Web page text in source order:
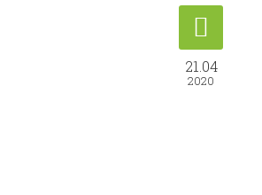
21.04
2020